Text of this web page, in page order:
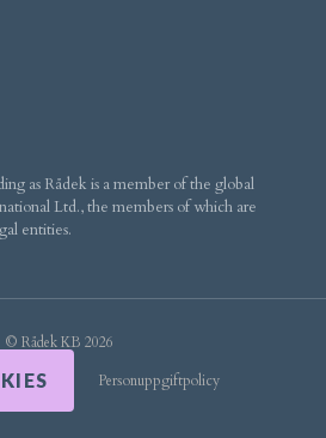
as Rådek is a member of the global
Ltd., the members of which are
entities.
© Rådek KB 2026
Personuppgiftpolicy